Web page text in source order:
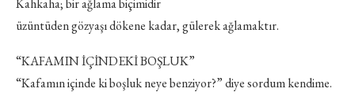
Kahkaha; bir ağlama biçimidir
üzüntüden gözyaşı dökene kadar, gülerek ağlamaktır.
“KAFAMIN İÇİNDEKİ BOŞLUK”
“Kafamın içinde ki boşluk neye benziyor?” diye sordum kendime.